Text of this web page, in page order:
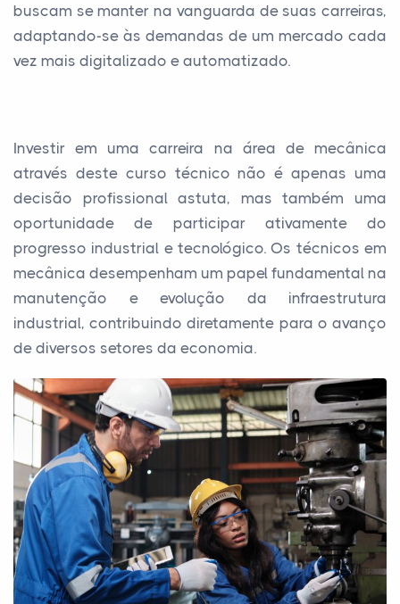
buscam se manter na vanguarda de suas carreiras,
adaptando-se às demandas de um mercado cada
vez mais digitalizado e automatizado.
Investir em uma carreira na área de mecânica
através deste curso técnico não é apenas uma
decisão profissional astuta, mas também uma
oportunidade de participar ativamente do
progresso industrial e tecnológico. Os técnicos em
mecânica desempenham um papel fundamental na
manutenção e evolução da infraestrutura
industrial, contribuindo diretamente para o avanço
de diversos setores da economia.